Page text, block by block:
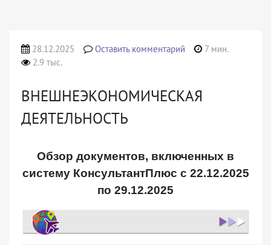
28.12.2025 Оставить комментарий
7 мин.
2.9 тыс.
ВНЕШНЕЭКОНОМИЧЕСКАЯ
ДЕЯТЕЛЬНОСТЬ
Обзор документов, включенных в
систему КонсультантПлюс с 22.12.2025
по 29.12.2025